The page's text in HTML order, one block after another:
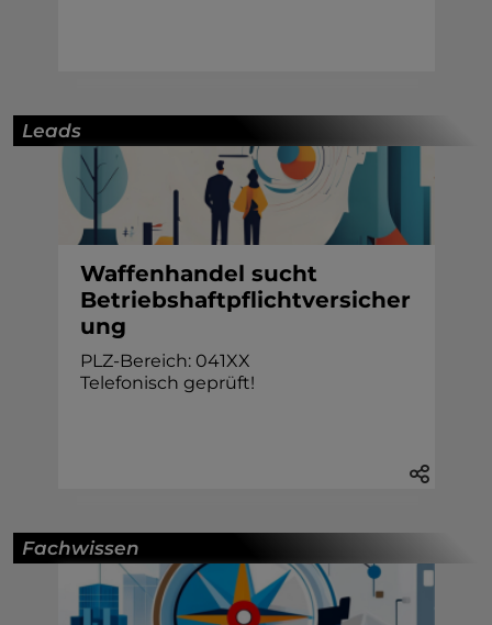
Leads
Waffenhandel sucht
Betriebshaftpflichtversicher
ung
PLZ-Bereich: 041XX
Telefonisch geprüft!
Fachwissen